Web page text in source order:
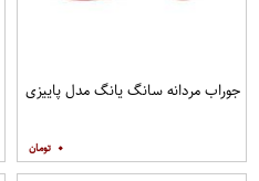
جوراب مردانه سانگ یانگ مدل پاییزی
۰